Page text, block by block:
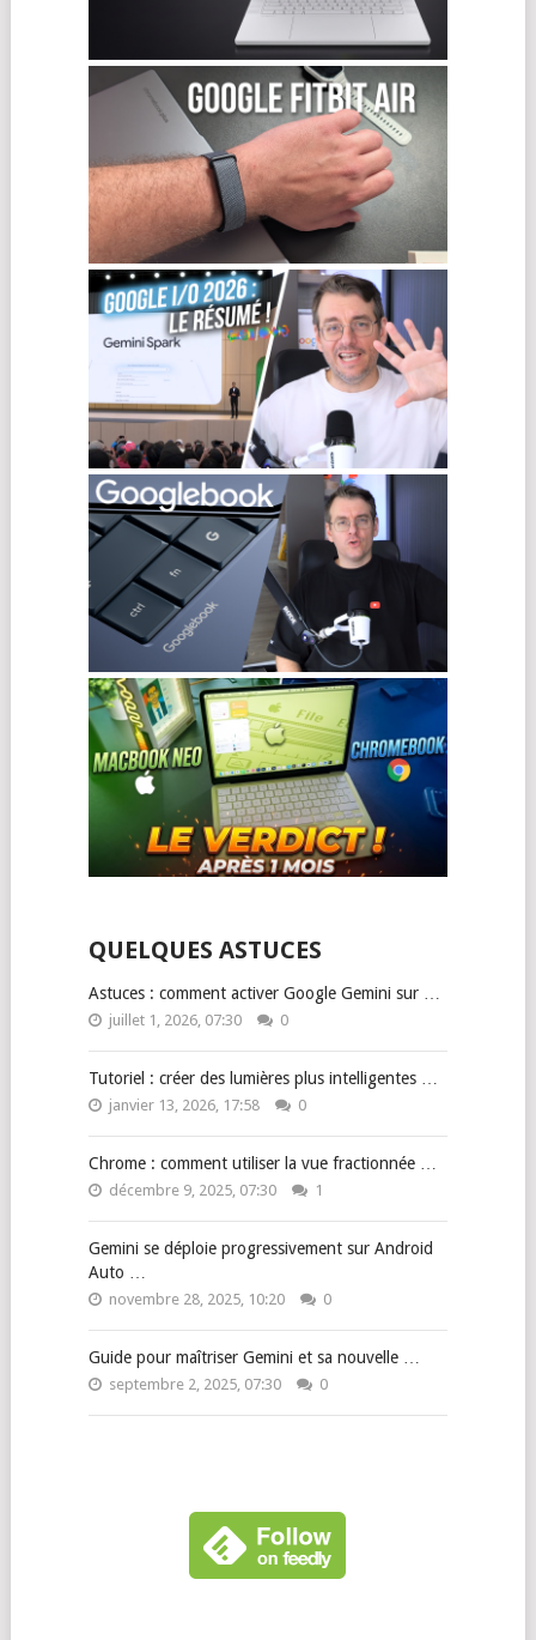
QUELQUES ASTUCES
Astuces : comment activer Google Gemini sur …
juillet 1, 2026, 07:30 0
Tutoriel : créer des lumières plus intelligentes …
janvier 13, 2026, 17:58 0
Chrome : comment utiliser la vue fractionnée …
décembre 9, 2025, 07:30 1
Gemini se déploie progressivement sur Android
Auto …
novembre 28, 2025, 10:20 0
Guide pour maîtriser Gemini et sa nouvelle …
septembre 2, 2025, 07:30 0